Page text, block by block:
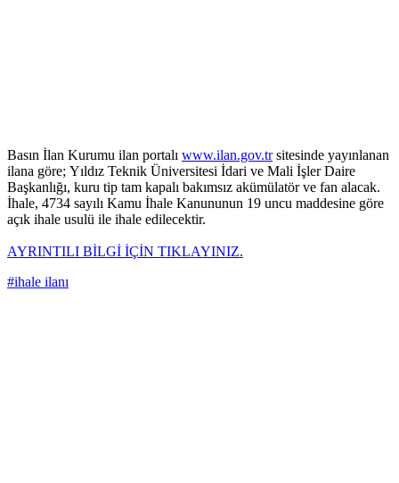
Basın İlan Kurumu ilan portalı www.ilan.gov.trsitesinde yayınlanan
ilana göre; Yıldız Teknik Üniversitesi İdari ve Mali İşler Daire
Başkanlığı, kuru tip tam kapalı bakımsız akümülatör ve fan alacak.
İhale, 4734 sayılı Kamu İhale Kanununun 19 uncu maddesine göre
açık ihale usulü ile ihale edilecektir.
AYRINTILI BİLGİ İÇİN TIKLAYINIZ.
#ihale ilanı